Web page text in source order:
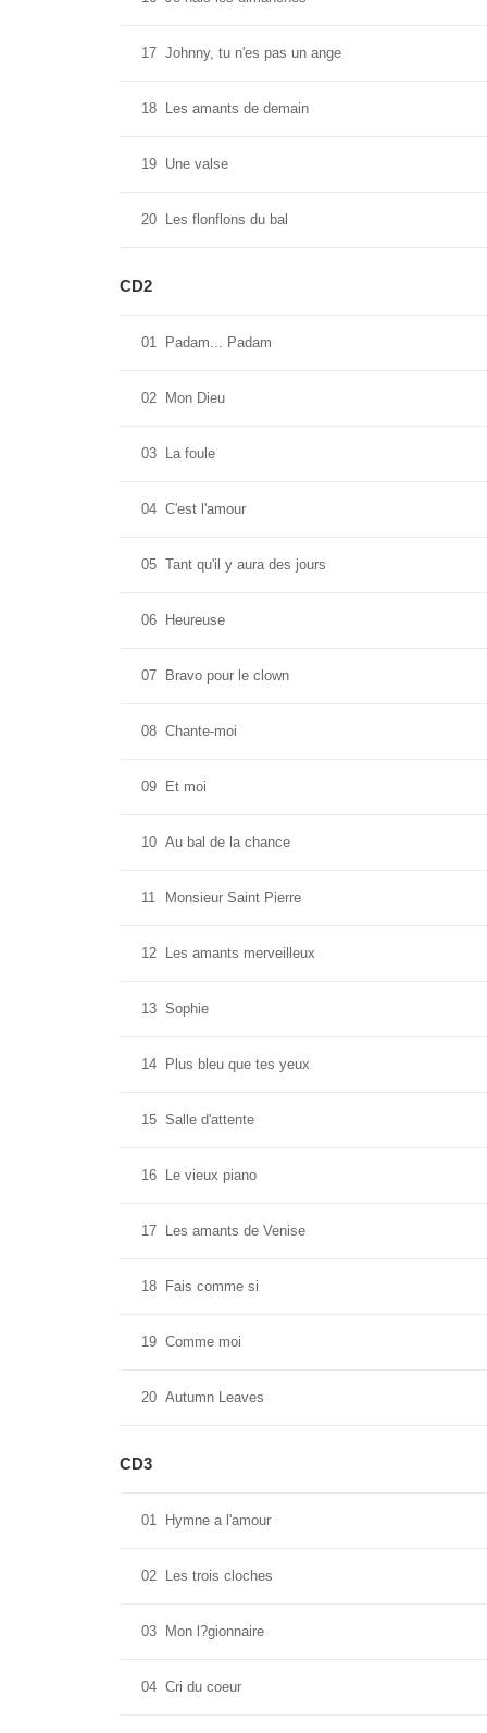
17 Johnny, tu n'es pas un ange
18 Les amants de demain
19 Une valse
20 Les flonflons du bal
CD2
01 Padam... Padam
02 Mon Dieu
03 La foule
04 C'est l'amour
05 Tant qu'il y aura des jours
06 Heureuse
07 Bravo pour le clown
08 Chante-moi
09 Et moi
10 Au bal de la chance
11 Monsieur Saint Pierre
12 Les amants merveilleux
13 Sophie
14 Plus bleu que tes yeux
15 Salle d'attente
16 Le vieux piano
17 Les amants de Venise
18 Fais comme si
19 Comme moi
20 Autumn Leaves
CD3
01 Hymne a l'amour
02 Les trois cloches
03 Mon l?gionnaire
04 Cri du coeur